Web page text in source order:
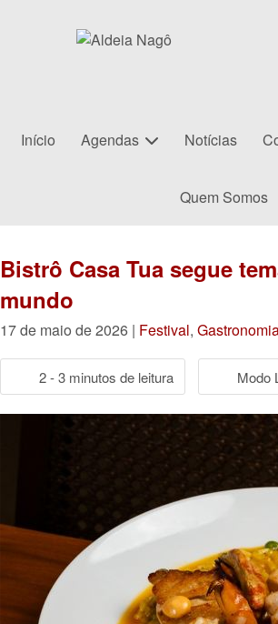
Início Agendas Notícias
Quem Somos
Bistrô Casa Tua segue
mundo
17 de maio de 2026 | Festival,
2 - 3 minutos de leitura Modo